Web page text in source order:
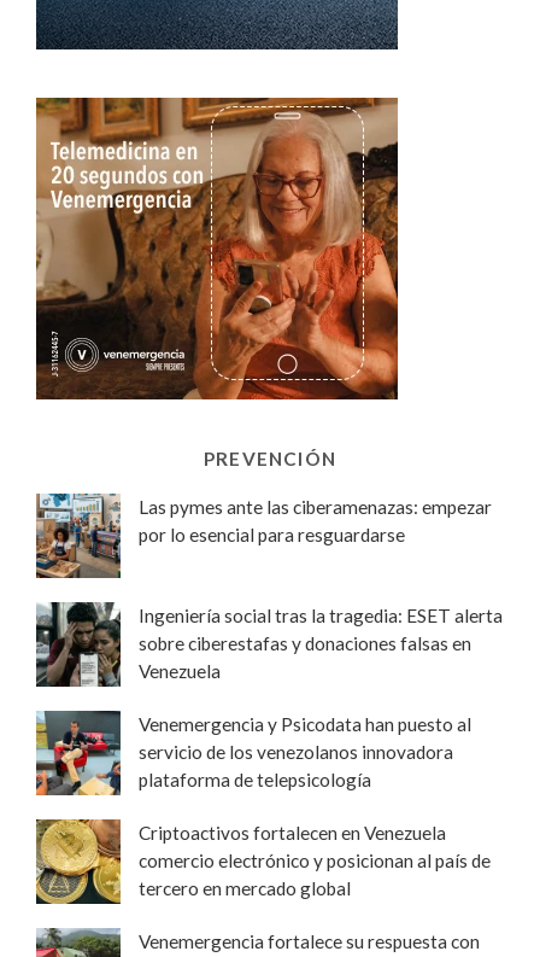
PREVENCIÓN
Las pymes ante las ciberamenazas: empezar
por lo esencial para resguardarse
Ingeniería social tras la tragedia: ESET alerta
sobre ciberestafas y donaciones falsas en
Venezuela
Venemergencia y Psicodata han puesto al
servicio de los venezolanos innovadora
plataforma de telepsicología
Criptoactivos fortalecen en Venezuela
comercio electrónico y posicionan al país de
tercero en mercado global
Venemergencia fortalece su respuesta con